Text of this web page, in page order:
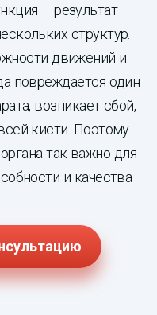
– результат
структур.
движений и
повреждается один
возникает сбой,
кисти. Поэтому
так важно для
и качества